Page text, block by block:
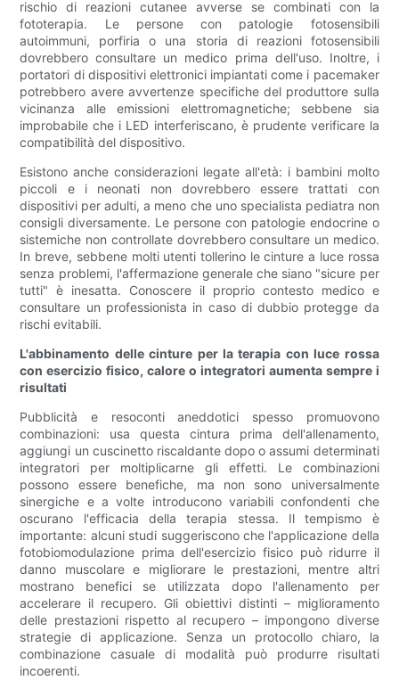
rischio di reazioni cutanee avverse se combinati con la
fototerapia. Le persone con patologie fotosensibili
autoimmuni, porfiria o una storia di reazioni fotosensibili
dovrebbero consultare un medico prima dell'uso. Inoltre, i
portatori di dispositivi elettronici impiantati come i pacemaker
potrebbero avere avvertenze specifiche del produttore sulla
vicinanza alle emissioni elettromagnetiche; sebbene sia
improbabile che i LED interferiscano, è prudente verificare la
compatibilità del dispositivo.
Esistono anche considerazioni legate all'età: i bambini molto
piccoli e i neonati non dovrebbero essere trattati con
dispositivi per adulti, a meno che uno specialista pediatra non
consigli diversamente. Le persone con patologie endocrine o
sistemiche non controllate dovrebbero consultare un medico.
In breve, sebbene molti utenti tollerino le cinture a luce rossa
senza problemi, l'affermazione generale che siano "sicure per
tutti" è inesatta. Conoscere il proprio contesto medico e
consultare un professionista in caso di dubbio protegge da
rischi evitabili.
L'abbinamento delle cinture per la terapia con luce rossa
con esercizio fisico, calore o integratori aumenta sempre i
risultati
Pubblicità e resoconti aneddotici spesso promuovono
combinazioni: usa questa cintura prima dell'allenamento,
aggiungi un cuscinetto riscaldante dopo o assumi determinati
integratori per moltiplicarne gli effetti. Le combinazioni
possono essere benefiche, ma non sono universalmente
sinergiche e a volte introducono variabili confondenti che
oscurano l'efficacia della terapia stessa. Il tempismo è
importante: alcuni studi suggeriscono che l'applicazione della
fotobiomodulazione prima dell'esercizio fisico può ridurre il
danno muscolare e migliorare le prestazioni, mentre altri
mostrano benefici se utilizzata dopo l'allenamento per
accelerare il recupero. Gli obiettivi distinti – miglioramento
delle prestazioni rispetto al recupero – impongono diverse
strategie di applicazione. Senza un protocollo chiaro, la
combinazione casuale di modalità può produrre risultati
incoerenti.